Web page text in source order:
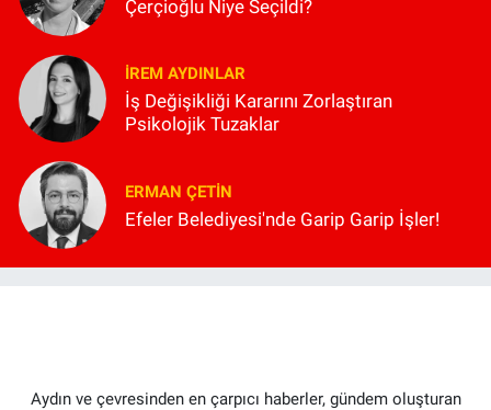
Çerçioğlu Niye Seçildi?
İREM AYDINLAR
İş Değişikliği Kararını Zorlaştıran
Psikolojik Tuzaklar
ERMAN ÇETIN
Efeler Belediyesi'nde Garip Garip İşler!
Aydın ve çevresinden en çarpıcı haberler, gündem oluşturan